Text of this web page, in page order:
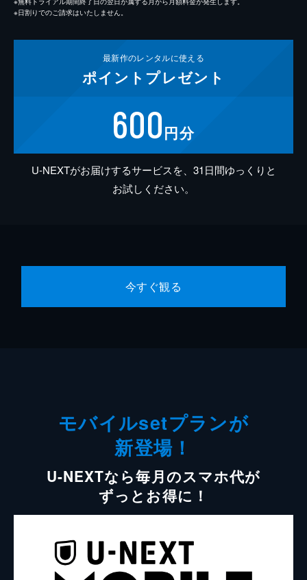
※日割りでのご請求はいたしません。
最新作のレンタルに使える
ポイント プレゼント
600円分
U-NEXTがお届けするサービスを、31日間ゆっくりと
お試しください。
今すぐ観る
モバイルsetプランが
新登場！
U-NEXTなら毎月のスマホ代が
ずっとお得に！